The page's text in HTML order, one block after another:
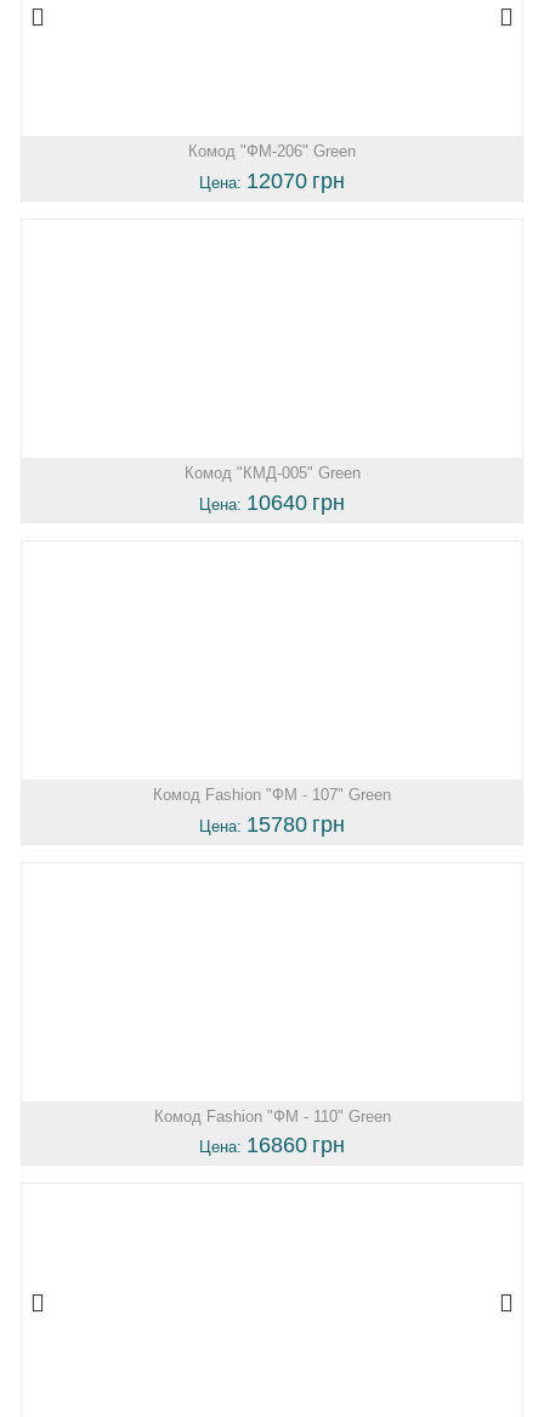
Комод "ФМ-206" Green
Цена: 12070 грн
Комод "КМД-005" Green
Цена: 10640 грн
Комод Fashion "ФМ - 107" Green
Цена: 15780 грн
Комод Fashion "ФМ - 110" Green
Цена: 16860 грн